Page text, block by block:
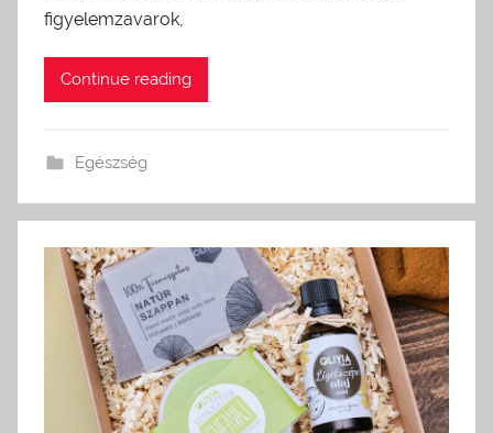
figyelemzavarok,
Continue reading
Egészség